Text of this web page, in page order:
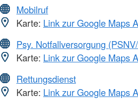
Mobilruf
Karte: Link zur Google Maps
Psy. Notfallversorgung
Karte: Link zur Google Maps
Rettungsdienst
Karte: Link zur Google Maps